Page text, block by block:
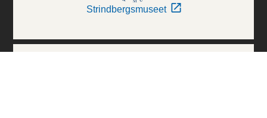
Strindbergsmuseet